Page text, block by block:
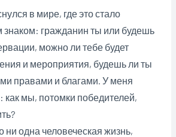
в мире, где это стало
знаком: гражданин ты или будешь
можно ли тебе будет
и мероприятия, будешь ли ты
правами и благами. У меня
как мы, потомки победителей,
ни одна человеческая жизнь,